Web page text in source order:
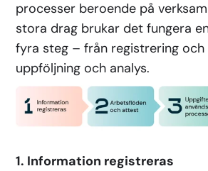
processer beroende på
stora drag brukar det fungera
fyra steg – från registrering
uppföljning och analys.
1. Information registreras